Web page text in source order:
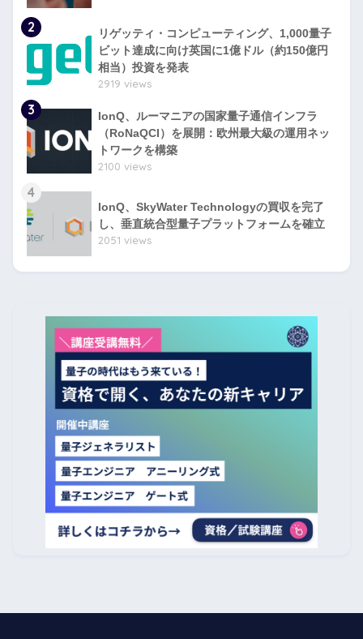
2
リゲッティ・コンピューティング、1,000量子
ビット達成に向け英国に1億ドル（約150億円
相当）投資を発表
2919 views
3
IonQ、ルーマニアの国家量子通信インフラ
（RoNaQCI）を展開：欧州最大級の運用ネッ
トワークを構築
2100 views
4
IonQ、SkyWater Technologyの買収を完了
し、垂直統合型量子プラットフォームを確立
2051 views